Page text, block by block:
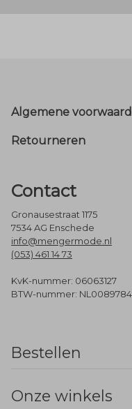
Footer
Algemene
Retourneren
Contact
Gronausestraat 1175
7534 AG Enschede
info@mengermode.nl
(053) 461 14 73
KvK-nummer: 06063127
BTW-nummer:
Bestellen
Onze winkels